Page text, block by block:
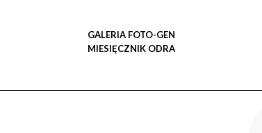
GALERIA FOTO-GEN
MIESIĘCZNIK ODRA